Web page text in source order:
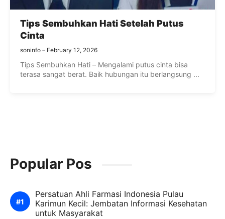
Tips Sembuhkan Hati Setelah Putus
Cinta
soninfo February 12, 2026
Tips Sembuhkan Hati – Mengalami putus cinta bisa
terasa sangat berat. Baik hubungan itu berlangsung ...
Popular Pos
Persatuan Ahli Farmasi Indonesia Pulau
Karimun Kecil: Jembatan Informasi Kesehatan
untuk Masyarakat